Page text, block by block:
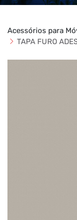
Acessórios para
TAPA FURO